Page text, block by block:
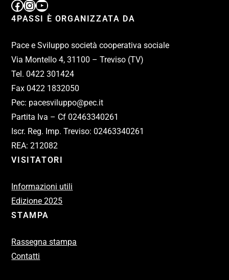
4PASSI È ORGANIZZATA DA
Pace e Sviluppo società cooperativa sociale
Via Montello 4, 31100 – Treviso (TV)
Tel. 0422 301424
Fax 0422 1832050
Pec: pacesviluppo@pec.it
Partita Iva – Cf 02463340261
Iscr. Reg. Imp. Treviso: 02463340261
REA: 212082
VISITATORI
Informazioni utili
Edizione 2025
STAMPA
Rassegna stampa
Contatti